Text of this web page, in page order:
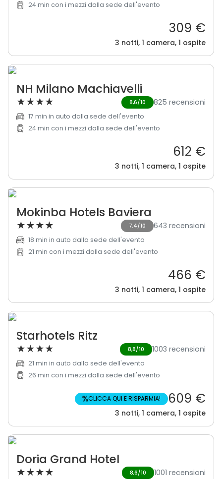
24 min con i mezzi dalla sede dell'evento
309 €
3 notti, 1 camera, 1 ospite
NH Milano Machiavelli
★★★★ 8,6/10 825 recensioni
17 min in auto dalla sede dell'evento
24 min con i mezzi dalla sede dell'evento
612 €
3 notti, 1 camera, 1 ospite
Mokinba Hotels Baviera
★★★★ 7,4/10 643 recensioni
18 min in auto dalla sede dell'evento
21 min con i mezzi dalla sede dell'evento
466 €
3 notti, 1 camera, 1 ospite
Starhotels Ritz
★★★★ 8,8/10 1003 recensioni
21 min in auto dalla sede dell'evento
26 min con i mezzi dalla sede dell'evento
%CLICCA QUI E RISPARMIA! 609 €
3 notti, 1 camera, 1 ospite
Doria Grand Hotel
★★★★ 8,6/10 1001 recensioni